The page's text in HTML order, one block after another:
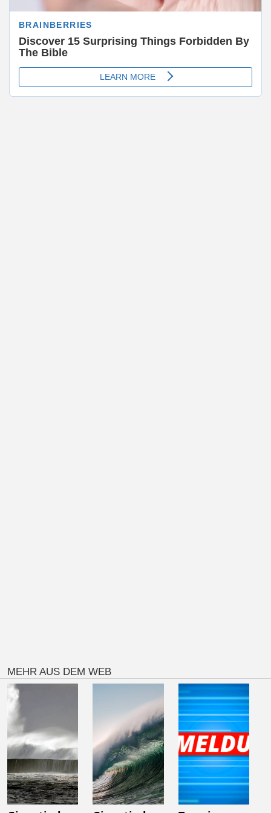
MEHR AUS DEM WEB